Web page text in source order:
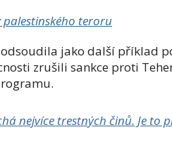
teroru
jako další příklad
zrušili sankce proti
nejvíce trestných činů. Je to